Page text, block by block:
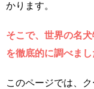
かります。
そこで、世界の名
を徹底的に調べまし
このページでは、